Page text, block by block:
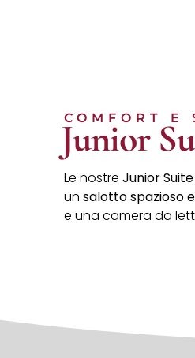
COMFORT E
Junior
Le nostre Junior Suite
un salotto spazioso
e una camera da